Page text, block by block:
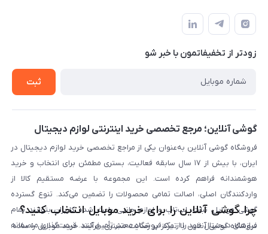
حساب کاربری
حریم خصوصی
بلاگ
نحوه خرید از گوشی آنلاین
شرایط ضمانت هفت روزه
روش ارسال کالا در گوشی آنلاین
روش بازگردانی کالا
زودتر از تخفیفاتمون با خبر شو
ثبت
گوشی آنلاین؛ مرجع تخصصی خرید اینترنتی لوازم دیجیتال
فروشگاه گوشی آنلاین به‌عنوان یکی از مراجع تخصصی خرید لوازم دیجیتال در
ایران، با بیش از ۱۷ سال سابقه فعالیت، بستری مطمئن برای انتخاب و خرید
هوشمندانه فراهم کرده است. این مجموعه با عرضه مستقیم کالا از
واردکنندگان اصلی، اصالت تمامی محصولات را تضمین می‌کند. تنوع گسترده
گوشی موبایل، تبلت، لپ‌تاپ و لوازم جانبی باعث شده کاربران بتوانند تمام
نیازهای دیجیتال خود را از یک فروشگاه معتبر تأمین کنند. قیمت‌گذاری منصفانه
چرا گوشی آنلاین را برای خرید موبایل انتخاب کنید؟
فروشگاه گوشی آنلاین با تمرکز بر رضایت مشتری، فرآیند خرید موبایل را ساده،